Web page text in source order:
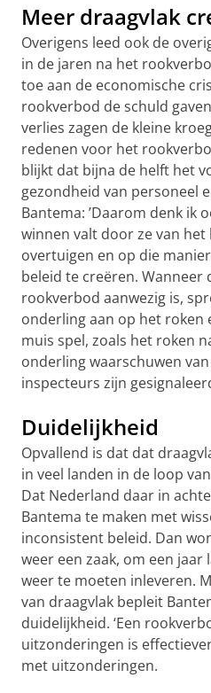
Meer draagvlak
Overigens leed ook de
in de jaren na het
toe aan de economische
rookverbod de schuld
verlies zagen de kleine
redenen voor het
blijkt dat bijna de helft het
gezondheid van personeel
Bantema: ’Daarom denk ik
winnen valt door ze van
overtuigen en op die
beleid te creëren. Wanneer
rookverbod aanwezig is,
onderling aan op het roken
muis spel, zoals het roken
onderling waarschuwen
inspecteurs zijn
Duidelijkheid
Opvallend is dat dat
in veel landen in de loop
Dat Nederland daar in
Bantema te maken met
inconsistent beleid. Dan
weer een zaak, om een
weer te moeten inleveren.
van draagvlak bepleit
duidelijkheid. ‘Een
uitzonderingen is
met uitzonderingen.